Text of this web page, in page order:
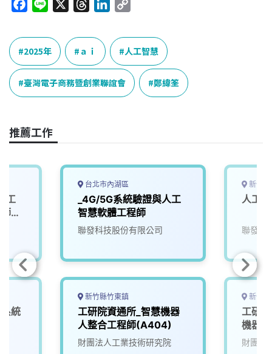
c
e
b
o
o
n
e
r
e
a
d
s
k
e
d
I
p
y
L
i
2025年 ａｉ 人工智慧
臺灣電子商務暨創業聯誼會 鄭緯筌
推薦工作
工
統
台北市內湖區
_4G/5G系統驗證與人工
智慧軟體工程師
聯發科技股份有限公司
新竹縣竹東鎮
工研院資通所_智慧機器
人整合工程師(A404)
財團法人工業技術研究院
新竹
人工
聯發科
新竹
工研
機器
財團法